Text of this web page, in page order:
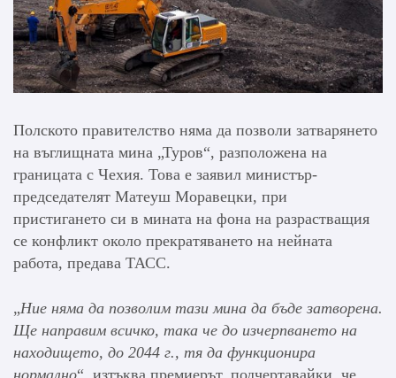
Полското правителство няма да позволи затварянето
на въглищната мина „Туров“, разположена на
границата с Чехия. Това е заявил министър-
председателят Матеуш Моравецки, при
пристигането си в мината на фона на разрастващия
се конфликт около прекратяването на нейната
работа, предава ТАСС.
„Ние няма да позволим тази мина да бъде затворена.
Ще направим всичко, така че до изчерпването на
находището, до 2044 г., тя да функционира